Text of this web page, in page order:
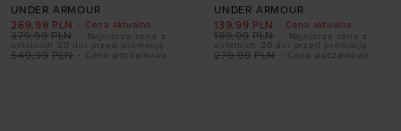
UNDER ARMOUR
- Cena aktualna
269,99 PLN
- Cena początkowa
549,99 PLN
379,99 PLN
- Najniższa cena z
ostatnich 30 dni przed promocją
UNDER ARMOUR
- Cena aktualna
139,99 PLN
- Cena początkowa
279,99 PLN
189,99 PLN
- Najniższa cena z
ostatnich 30 dni przed promocją